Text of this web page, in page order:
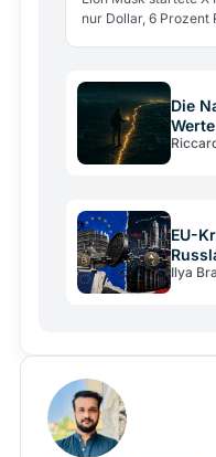
nur Dollar, 6 Prozent
Die
EU-
Ilya